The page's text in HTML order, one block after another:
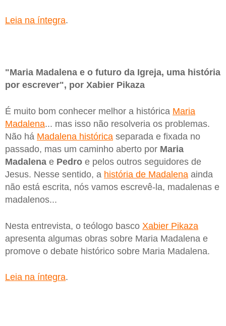
Leia na íntegra.
"Maria Madalena e o futuro da Igreja, uma história
por escrever", por Xabier Pikaza
É muito bom conhecer melhor a histórica Maria
Madalena... mas isso não resolveria os problemas.
Não há Madalena histórica separada e fixada no
passado, mas um caminho aberto por Maria
Madalena e Pedro e pelos outros seguidores de
Jesus. Nesse sentido, a história de Madalena ainda
não está escrita, nós vamos escrevê-la, madalenas e
madalenos...
Nesta entrevista, o teólogo basco Xabier Pikaza
apresenta algumas obras sobre Maria Madalena e
promove o debate histórico sobre Maria Madalena.
Leia na íntegra.